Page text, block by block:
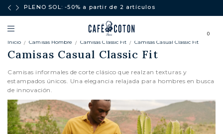
a PLENO SOL: -50% a partir de 2 artículos
0
Inicio Camisas Hombre Camisas Classic Fit Camisas Casual Classic Fit
Camisas Casual Classic Fit
Camisas informales de corte clásico que realzan texturas y
estampados únicos. Una elegancia relajada para hombres en busca
de innovación.